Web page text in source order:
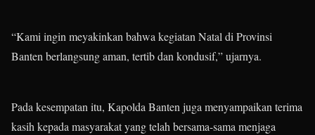
“Kami ingin meyakinkan bahwa kegiatan Natal di Provinsi
Banten berlangsung aman, tertib dan kondusif,” ujarnya.
Pada kesempatan itu, Kapolda Banten juga menyampaikan terima
kasih kepada masyarakat yang telah bersama-sama menjaga